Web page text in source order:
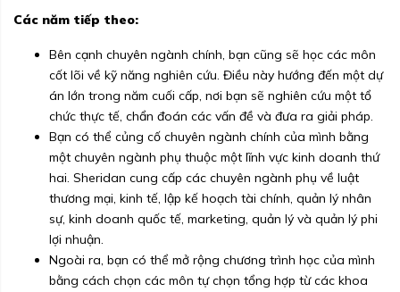
Các năm tiếp theo:
Bên cạnh chuyên ngành chính, bạn cũng sẽ học các môn
cốt lõi về kỹ năng nghiên cứu. Điều này hướng đến một dự
án lớn trong năm cuối cấp, nơi bạn sẽ nghiên cứu một tổ
chức thực tế, chẩn đoán các vấn đề và đưa ra giải pháp.
Bạn có thể củng cố chuyên ngành chính của mình bằng
một chuyên ngành phụ thuộc một lĩnh vực kinh doanh thứ
hai. Sheridan cung cấp các chuyên ngành phụ về luật
thương mại, kinh tế, lập kế hoạch tài chính, quản lý nhân
sự, kinh doanh quốc tế, marketing, quản lý và quản lý phi
lợi nhuận.
Ngoài ra, bạn có thể mở rộng chương trình học của mình
bằng cách chọn các môn tự chọn tổng hợp từ các khoa